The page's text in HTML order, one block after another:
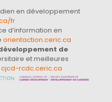
en développement
fr
d’information en
orientaction.ceric.ca
de
et meilleures
cjcd-rcdc.ceric.ca